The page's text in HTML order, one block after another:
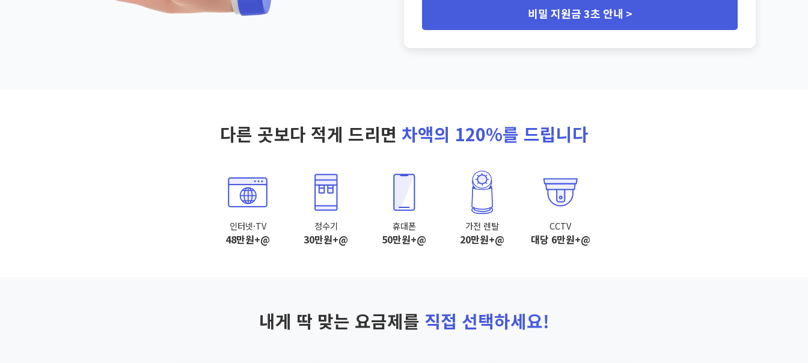
비밀 지원금 3초 안내 >
다른 곳보다 적게 드리면 차액의 120%를 드립니다
인터넷·TV
48만원+@
정수기
30만원+@
휴대폰
50만원+@
가전 렌탈
20만원+@
CCTV
대당 6만원+@
내게 딱 맞는 요금제를 직접 선택하세요!